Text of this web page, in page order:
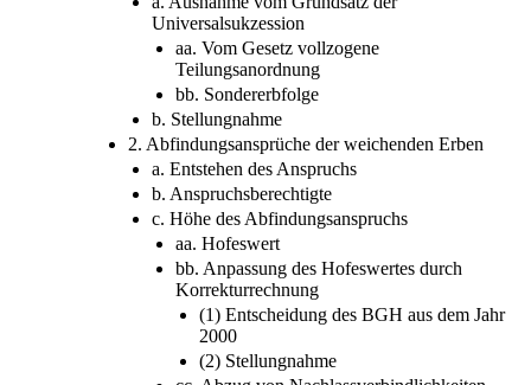
Universalsukzession
aa. Vom Gesetz vollzogene
Teilungsanordnung
bb. Sondererbfolge
b. Stellungnahme
2. Abfindungsansprüche der weichenden Erben
a. Entstehen des Anspruchs
b. Anspruchsberechtigte
c. Höhe des Abfindungsanspruchs
aa. Hofeswert
bb. Anpassung des Hofeswertes durch
Korrekturrechnung
(1) Entscheidung des BGH aus dem Jahr
2000
(2) Stellungnahme